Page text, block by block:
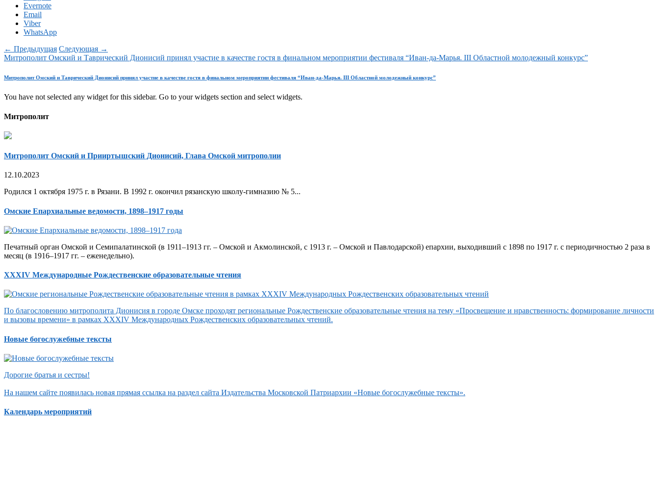
Evernote
Email
Viber
WhatsApp
← Предыдущая Следующая →
Митрополит Омский и Таврический Дионисий принял участие в качестве гостя в финальном мероприятии фестиваля “Иван-да-Марья. III Областной молодежный конкурс”
Митрополит Омский и Таврический Дионисий принял участие в качестве гостя в финальном мероприятии фестиваля “Иван-да-Марья. III Областной молодежный конкурс”
You have not selected any widget for this sidebar. Go to your widgets section and select widgets.
Митрополит
Митрополит Омский и Прииртышский Дионисий, Глава Омской митрополии
12.10.2023
Родился 1 октября 1975 г. в Рязани. В 1992 г. окончил рязанскую школу-гимназию № 5...
Омские Епархиальные ведомости, 1898–1917 годы
Печатный орган Омской и Семипалатинской (в 1911–1913 гг. – Омской и Акмолинской, с 1913 г. – Омской и Павлодарской) епархии, выходивший с 1898 по 1917 г. с периодичностью 2 раза в
месяц (в 1916–1917 гг. – еженедельно).
XXXIV Международные Рождественские образовательные чтения
По благословению митрополита Дионисия в городе Омске проходят региональные Рождественские образовательные чтения на тему «Просвещение и нравственность: формирование личности
и вызовы времени» в рамках XXXIV Международных Рождественских образовательных чтений.
Новые богослужебные тексты
Дорогие братья и сестры!
На нашем сайте появилась новая прямая ссылка на раздел сайта Издательства Московской Патриархии «Новые богослужебные тексты».
Календарь мероприятий